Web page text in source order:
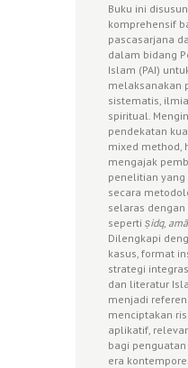
Buku ini
komprehensif
pascasarjana
dalam bidang
Islam (PAI)
melaksanakan
sistematis,
spiritual.
pendekatan
mixed method,
mengajak
penelitian yang
secara
selaras
seperti ṣidq,
Dilengkapi
kasus, format
strategi
dan literatur
menjadi
menciptakan
aplikatif,
bagi
era